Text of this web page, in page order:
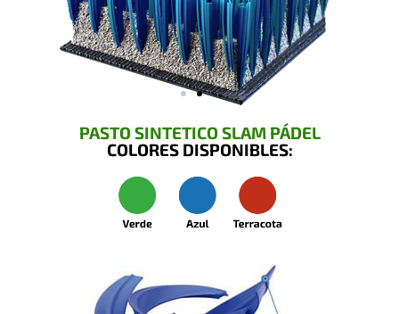
PASTO SINTETICO SLAM PÁDEL
COLORES DISPONIBLES: